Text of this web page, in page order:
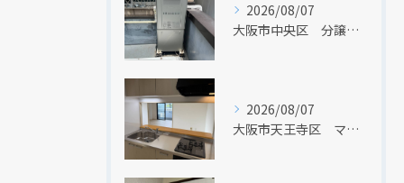
2026/08/07
大阪市中央区 分譲マンションの給湯器取替リフォーム工事 UV除菌機能搭載給湯器
2026/08/07
大阪市天王寺区 マンションのキッチン取替及び内装リフォーム工事 クリナップ